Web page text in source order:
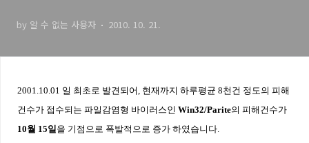
by 알 수 없는 사용자 2010. 10. 21.
2001.10.01 일 최초로 발견되어, 현재까지 하루평균 8천건 정도의 피해
건수가 접수되는 파일감염형 바이러스인 Win32/Parite의 피해건수가
10월 15일을 기점으로 폭발적으로 증가 하였습니다.